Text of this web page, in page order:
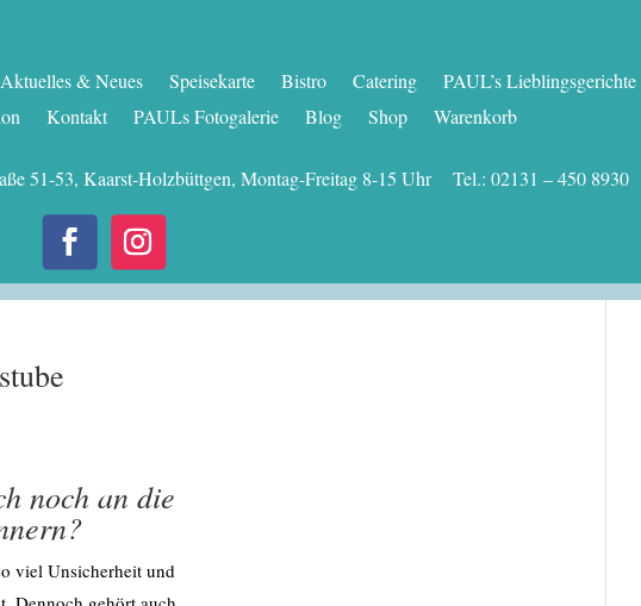
Aktuelles & Neues Speisekarte Bistro Catering PAUL’s Lieblingsgerichte
Kontakt PAULs Fotogalerie Blog Shop Warenkorb
51-53, Kaarst-Holzbüttgen, Montag-Freitag 8-15 Uhr Tel.: 02131 – 450 8930
noch an die
viel Unsicherheit und